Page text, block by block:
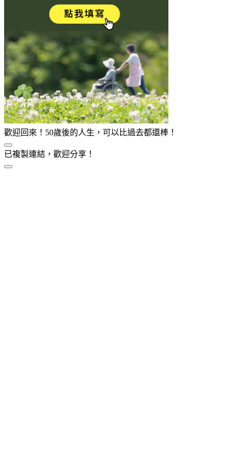
歡迎回來！50歲後的人生，可以比過去都還棒！
已複製連結，歡迎分享！